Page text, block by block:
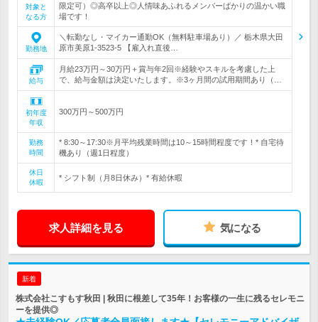
対象と
なる方
限定可）◎高卒以上◎人情味あふれるメンバーばかりの温かい職
場です！
勤務地
＼転勤なし・マイカー通勤OK（無料駐車場あり）／ 栃木県大田
原市美原1-3523-5 【雇入れ直後…
給与
月給23万円～30万円＋賞与年2回※経験やスキルを考慮した上
で、給与金額は決定いたします。※3ヶ月間の試用期間あり（…
初年度
年収
300万円～500万円
勤務
時間
* 8:30～17:30※月平均残業時間は10～15時間程度です！* 自宅待
機あり（週1日程度）
休日
休暇
* シフト制（月8日休み）* 有給休暇
求人詳細を見る 気になる
新着
株式会社こすもす秋田 | 秋田に根差して35年！お客様の一生に残るセレモニ
ーを提供◎